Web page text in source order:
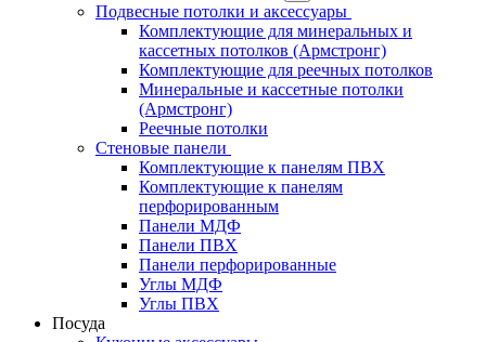
Подвесные потолки и аксессуары
Комплектующие для минеральных и
кассетных потолков (Армстронг)
Комплектующие для реечных потолков
Минеральные и кассетные потолки
(Армстронг)
Реечные потолки
Стеновые панели
Комплектующие к панелям ПВХ
Комплектующие к панелям
перфорированным
Панели МДФ
Панели ПВХ
Панели перфорированные
Углы МДФ
Углы ПВХ
Посуда